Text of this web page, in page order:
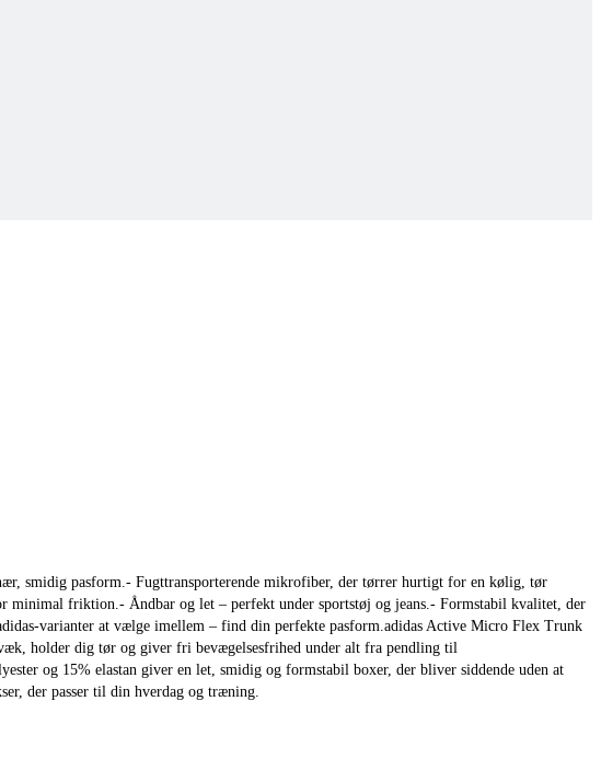
smidig pasform.- Fugttransporterende mikrofiber, der tørrer hurtigt for en kølig, tør
minimal friktion.- Åndbar og let – perfekt under sportstøj og jeans.- Formstabil kvalitet, der
varianter at vælge imellem – find din perfekte pasform.adidas Active Micro Flex Trunk
holder dig tør og giver fri bevægelsesfrihed under alt fra pendling til
og 15% elastan giver en let, smidig og formstabil boxer, der bliver siddende uden at
der passer til din hverdag og træning.